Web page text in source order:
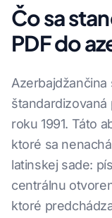
Čo sa
PDF do
Azerbajdžančina
roku 1991. Táto
ktoré sa
latinskej sade:
centrálnu
ktoré